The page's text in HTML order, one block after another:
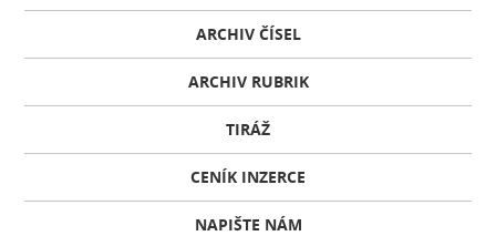
ARCHIV ČÍSEL
ARCHIV RUBRIK
TIRÁŽ
CENÍK INZERCE
NAPIŠTE NÁM